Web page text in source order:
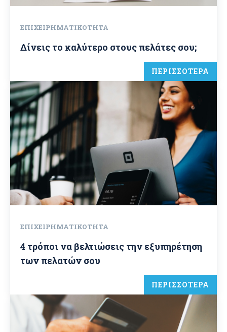
ΕΠΙΧΕΙΡΗΜΑΤΙΚΌΤΗΤΑ
Δίνεις το καλύτερο στους πελάτες σου;
ΠΕΡΙΣΣΟΤΕΡΑ
ΕΠΙΧΕΙΡΗΜΑΤΙΚΌΤΗΤΑ
4 τρόποι να βελτιώσεις την εξυπηρέτηση
των πελατών σου
ΠΕΡΙΣΣΟΤΕΡΑ